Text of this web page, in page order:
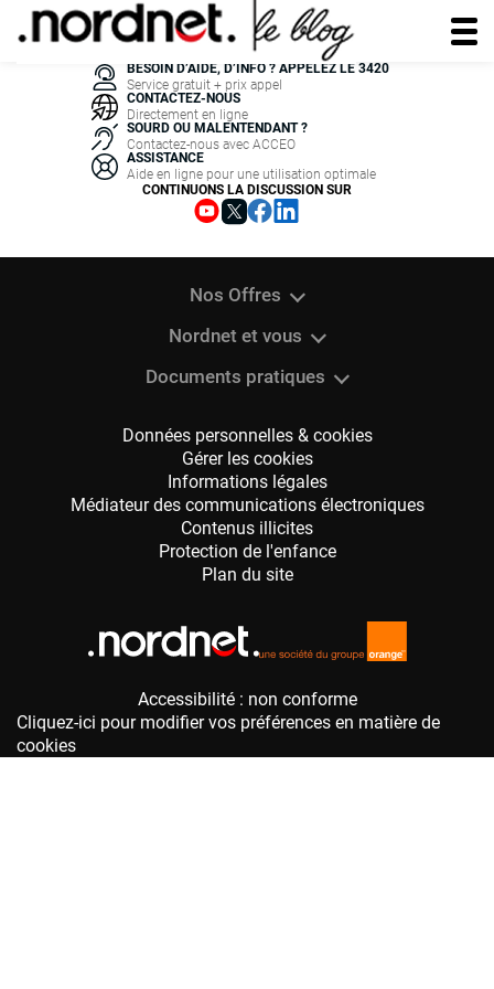
Accessibilité : non conforme
Cliquez-ici pour modifier vos préférences en matière de
cookies